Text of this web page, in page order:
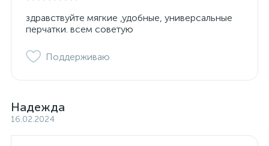
здравствуйте мягкие ,удобные, универсальные
перчатки. всем советую
Поддерживаю
Надежда
16.02.2024